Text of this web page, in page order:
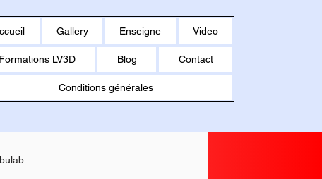
Gallery Enseigne Video
Formations LV3D Blog Contact
Conditions générales